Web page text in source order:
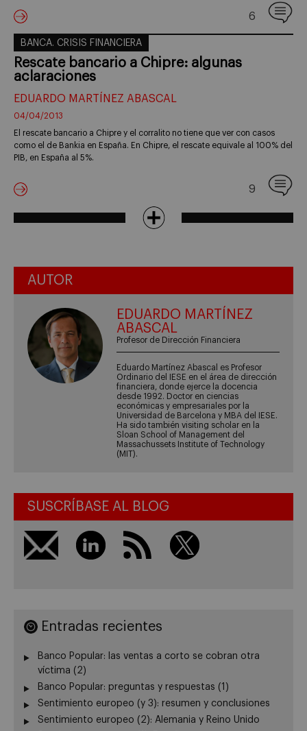
6
BANCA. CRISIS FINANCIERA
Rescate bancario a Chipre: algunas
aclaraciones
EDUARDO MARTÍNEZ ABASCAL
04/04/2013
El rescate bancario a Chipre y el corralito no tiene que ver con casos
como el de Bankia en España. En Chipre, el rescate equivale al 100% del
PIB, en España al 5%.
9
AUTOR
EDUARDO MARTÍNEZ
ABASCAL
Profesor de Dirección Financiera
Eduardo Martínez Abascal es Profesor
Ordinario del IESE en el área de dirección
financiera, donde ejerce la docencia
desde 1992. Doctor en ciencias
económicas y empresariales por la
Universidad de Barcelona y MBA del IESE.
Ha sido también visiting scholar en la
Sloan School of Management del
Massachussets Institute of Technology
(MIT).
SUSCRÍBASE AL BLOG
Entradas recientes
Banco Popular: las ventas a corto se cobran otra
víctima (2)
Banco Popular: preguntas y respuestas (1)
Sentimiento europeo (y 3): resumen y conclusiones
Sentimiento europeo (2): Alemania y Reino Unido